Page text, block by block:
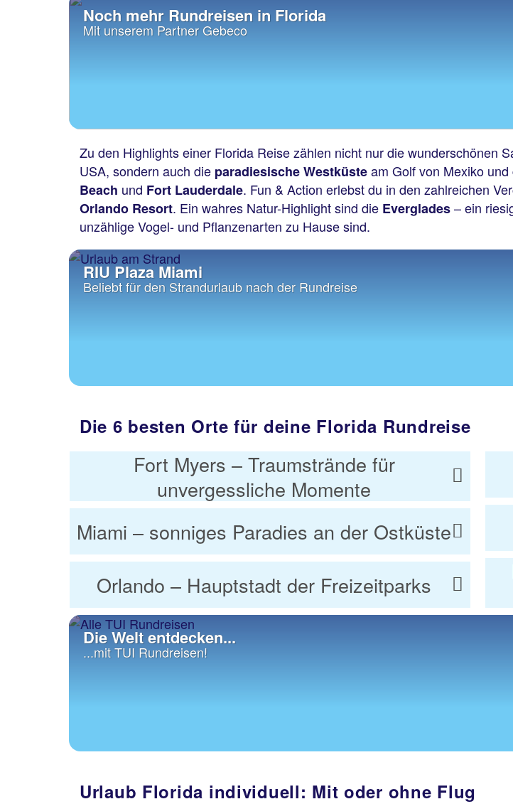
Noch mehr Rundreisen in Florida
Mit unserem Partner Gebeco
Zu den Highlights einer Florida Reise zählen nicht nur die wunderschönen
USA, sondern auch die paradiesische Westküsteam Golf von Mexiko
Beach und Fort Lauderdale. Fun & Action erlebst du in den zahlreichen
Orlando Resort. Ein wahres Natur-Highlight sind die Everglades– ein
unzählige Vogel- und Pflanzenarten zu Hause sind.
RIU Plaza Miami
Beliebt für den Strandurlaub nach der Rundreise
Die 6 besten Orte für deine Florida Rundreise
Fort Myers – Traumstrände für
unvergessliche Momente
Miami – sonniges Paradies an der Ostküste
Orlando – Hauptstadt der Freizeitparks
Die Welt entdecken...
...mit TUI Rundreisen!
Urlaub Florida individuell: Mit oder ohne Flug